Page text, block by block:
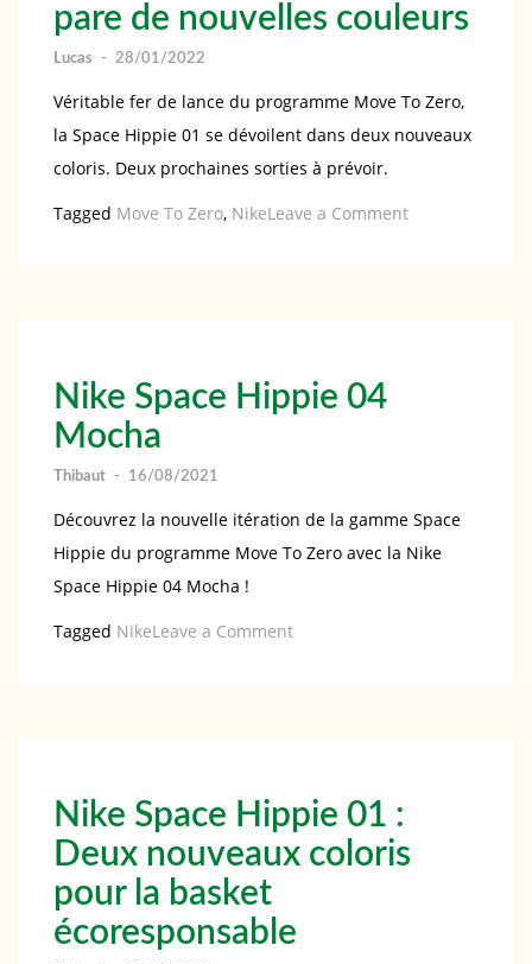
pare de nouvelles couleurs
Lucas - 28/01/2022
Véritable fer de lance du programme Move To Zero,
la Space Hippie 01 se dévoilent dans deux nouveaux
coloris. Deux prochaines sorties à prévoir.
Tagged Move To Zero, NikeLeave a Commenton
nouvelles
couleurs
Nike Space Hippie 04
Mocha
Thibaut - 16/08/2021
Découvrez la nouvelle itération de la gamme Space
Hippie du programme Move To Zero avec la Nike
Space Hippie 04 Mocha !
Tagged NikeLeave a Commenton
Mocha
Nike Space Hippie 01 :
Deux nouveaux coloris
pour la basket
écoresponsable